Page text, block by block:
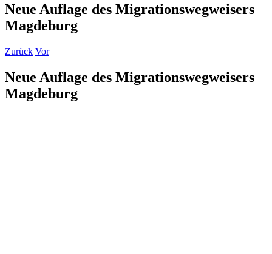
Neue Auflage des Migrationswegweisers
Magdeburg
Zurück Vor
Neue Auflage des Migrationswegweisers
Magdeburg